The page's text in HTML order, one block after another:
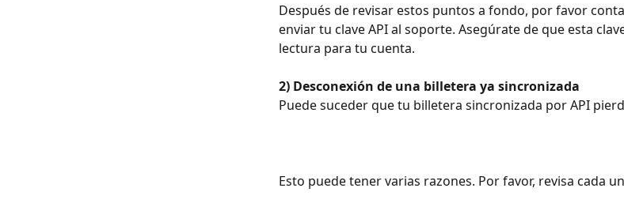
Después de revisar estos puntos a fondo, por favor
enviar tu clave API al soporte. Asegúrate de que esta
lectura para tu cuenta.
2) Desconexión de una billetera ya sincronizada
Puede suceder que tu billetera sincronizada por API
​Esto puede tener varias razones. Por favor, revisa cada